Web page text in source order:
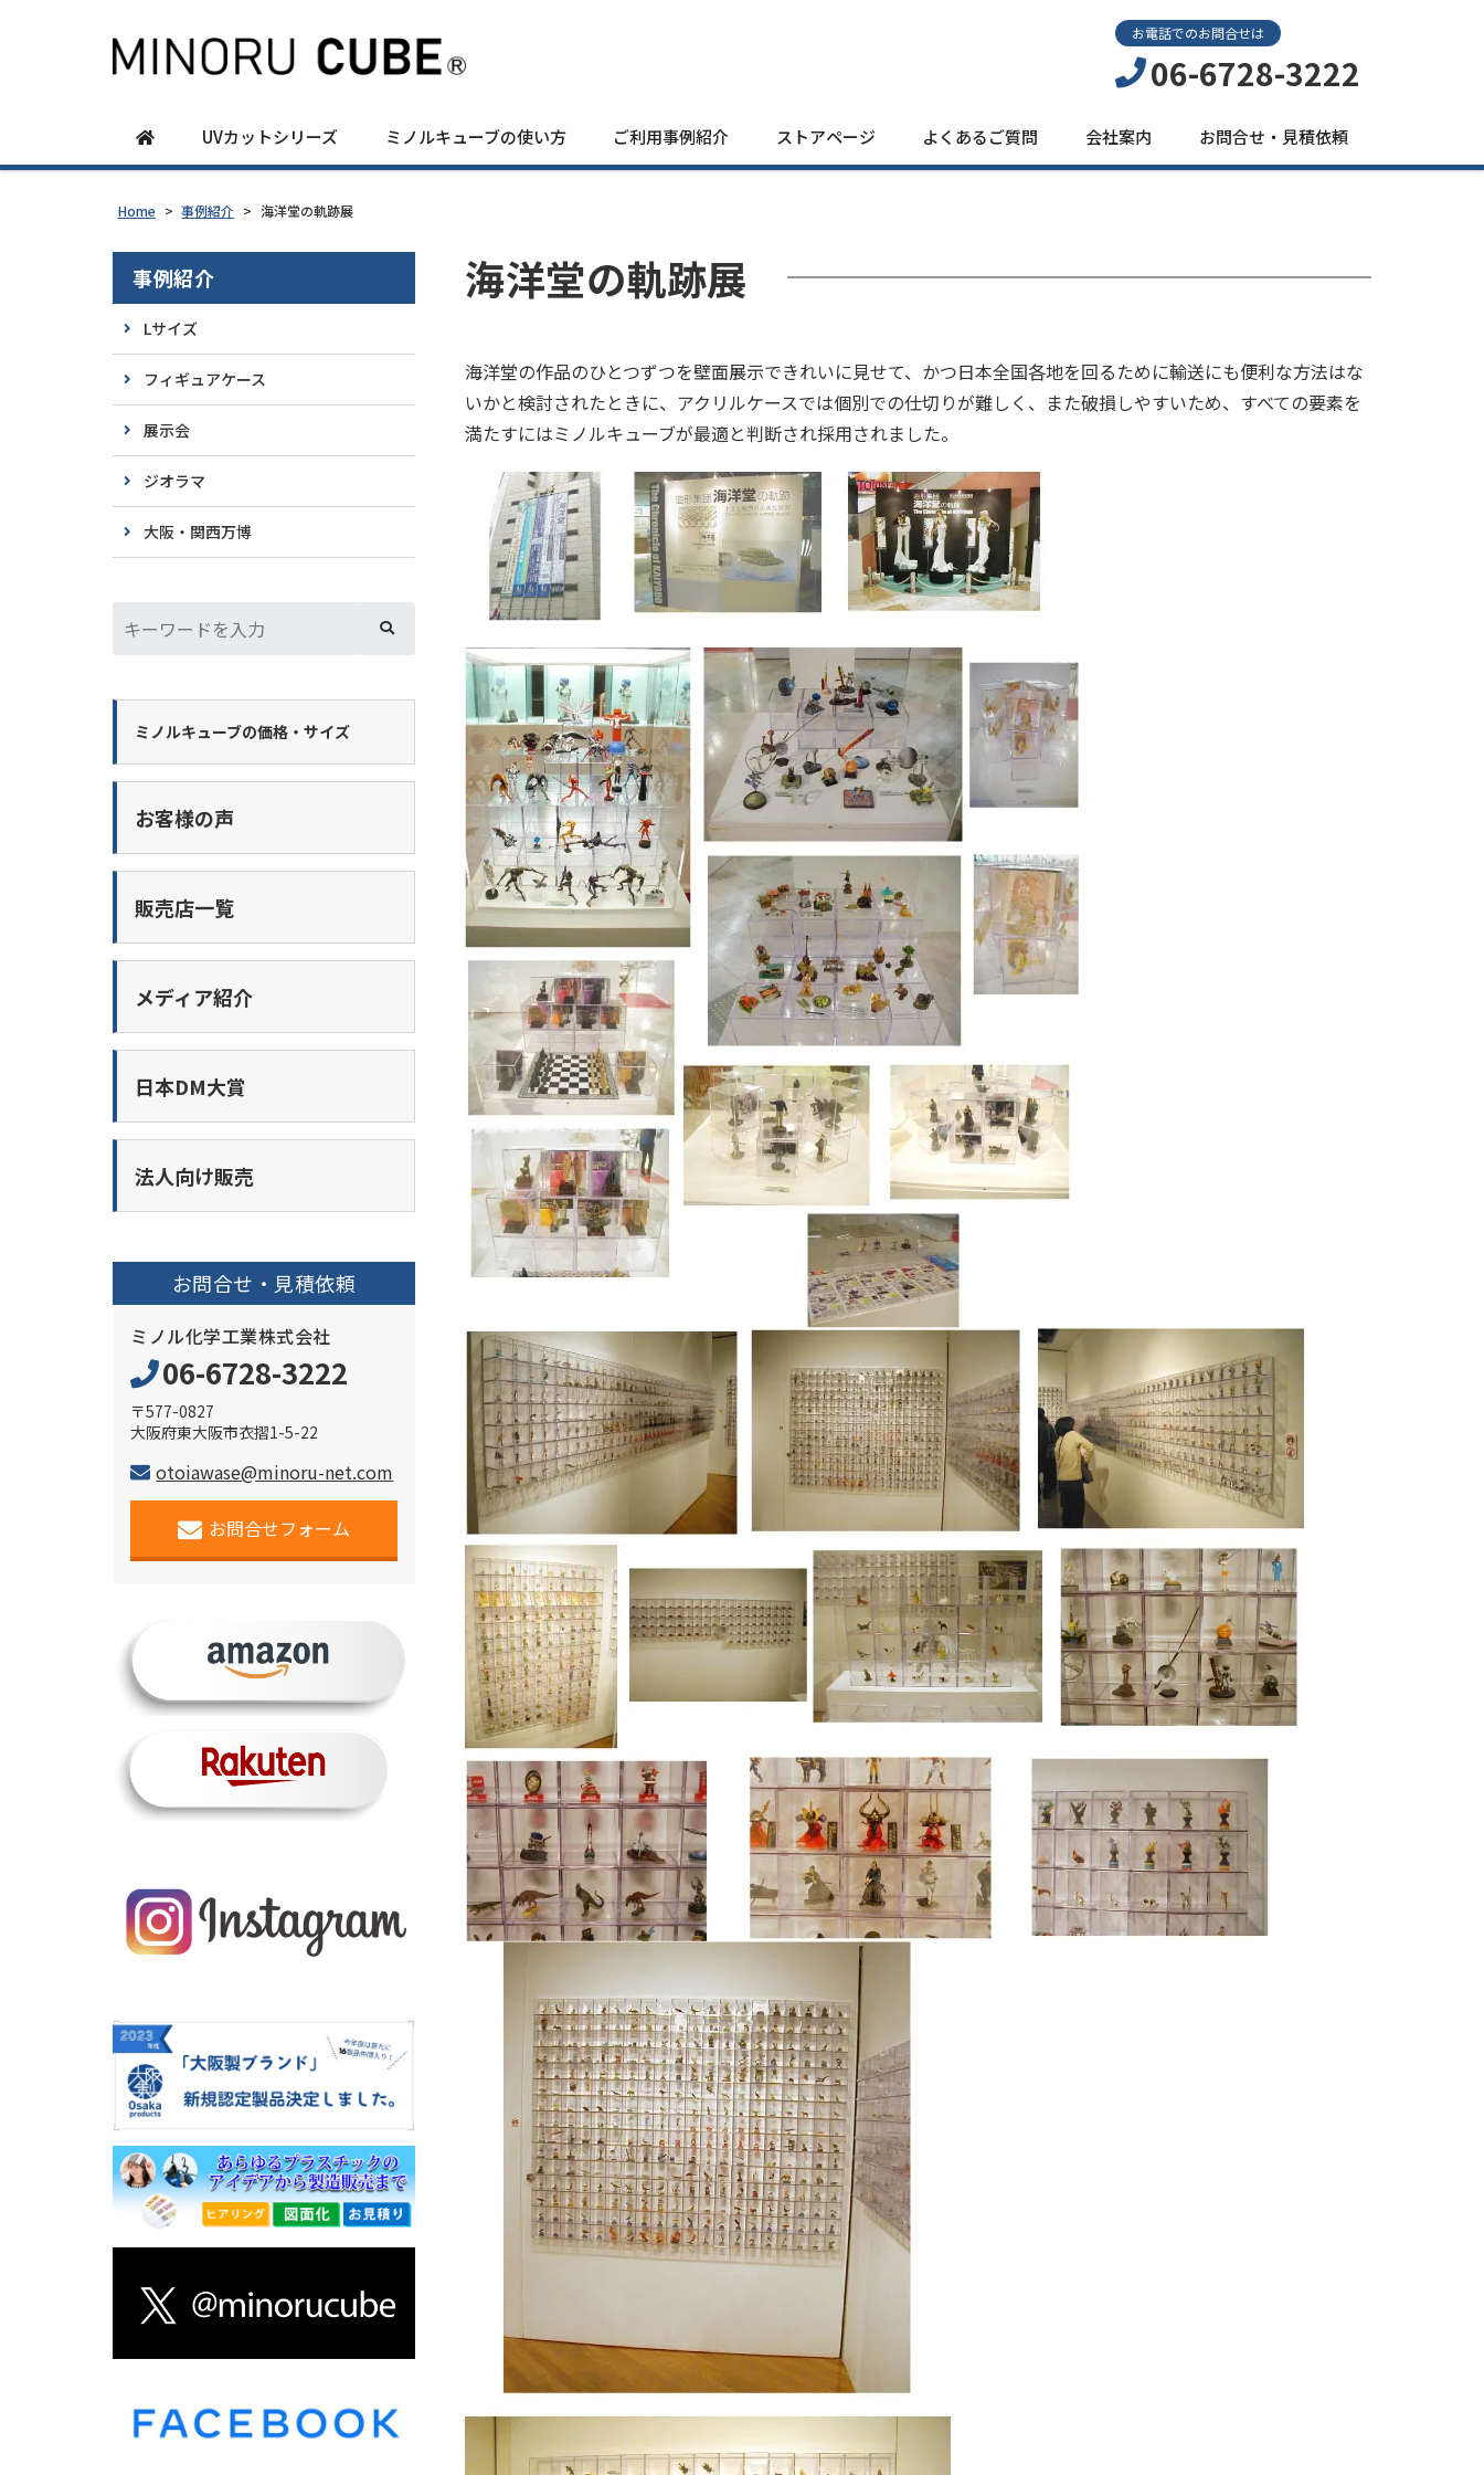
お電話でのお問合せは
06-6728-3222
UVカットシリーズ ミノルキューブの使い方 ご利用事例紹介 ストアページ よくあるご質問 会社案内 お問合せ・見積依頼
Home > 事例紹介 > 海洋堂の軌跡展
海洋堂の軌跡展
海洋堂の作品のひとつずつを壁面展示できれいに見せて、かつ日本全国各地を回るために輸送にも便利な方法はな
いかと検討されたときに、アクリルケースでは個別での仕切りが難しく、また破損しやすいため、すべての要素を
満たすにはミノルキューブが最適と判断され採用されました。
事例紹介
Lサイズ
フィギュアケース
展示会
ジオラマ
大阪・関西万博
ミノルキューブの価格・サイズ
お客様の声
販売店一覧
メディア紹介
日本DM大賞
法人向け販売
お問合せ・見積依頼
ミノル化学工業株式会社
06-6728-3222
〒577-0827
大阪府東大阪市衣摺1-5-22
otoiawase@minoru-net.com
お問合せフォーム